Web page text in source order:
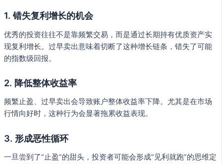
1.错失复利增长的机会
优秀的投资往往不是靠频繁交易，而是通过长期持有优质资产实
现复利增长。过早卖出意味着切断了这种增长链条，错失了可能
的指数级回报。
2. 降低整体收益率
频繁止盈、过早卖出会导致账户整体收益率下降。尤其是在市场
行情向好时，这种行为会显著拖累收益表现。
3. 形成恶性循环
一旦尝到了“止盈”的甜头，投资者可能会形成“见利就跑”的思维定